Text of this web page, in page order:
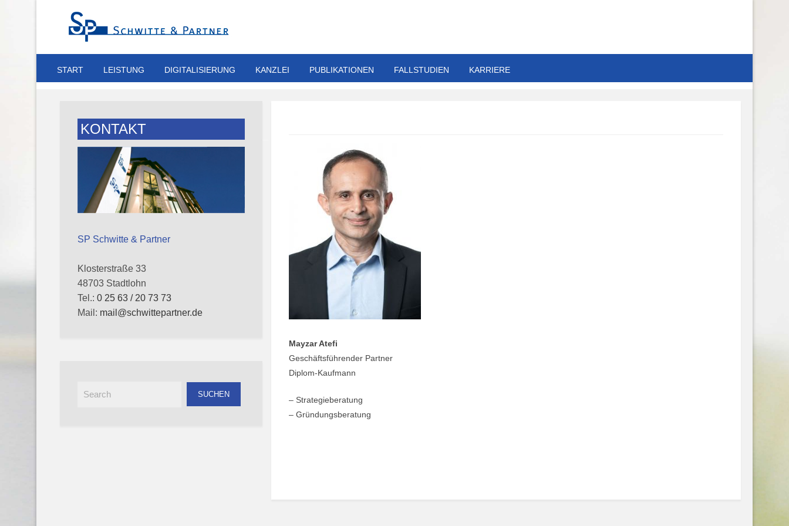
START LEISTUNG DIGITALISIERUNG KANZLEI PUBLIKATIONEN FALLSTUDIEN KARRIERE
Mayzar Atefi
Geschäftsführender Partner
Diplom-Kaufmann
– Strategieberatung
– Gründungsberatung
KONTAKT
SP Schwitte & Partner
Klosterstraße 33
48703 Stadtlohn
Tel.: 0 25 63 / 20 73 73
Mail: mail@schwittepartner.de